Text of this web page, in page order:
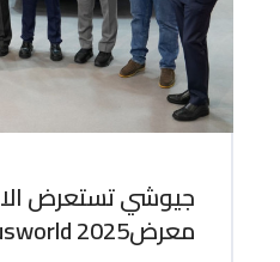
جيوشي تستعرض
معرضBusworld 2025